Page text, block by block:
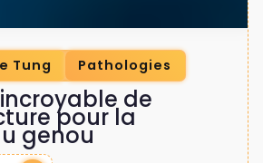
Tung Pathologies
de
pour la
genou